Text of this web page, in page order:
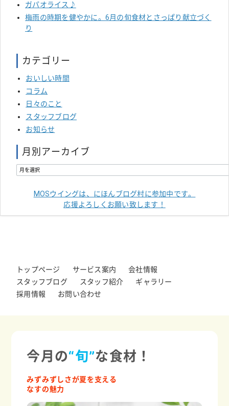
ガパオライス♪
梅雨の時期を健やかに。6月の旬食材とさっぱり献立づく
り
カテゴリー
おいしい時間
コラム
日々のこと
スタッフブログ
お知らせ
月別アーカイブ
MOSウイングは、にほんブログ村に参加中です。
応援よろしくお願い致します！
トップページ サービス案内
会社情報
スタッフブログ
スタッフ紹介
ギャラリー
採用情報
お問い合わせ
今月の“旬”な食材！
みずみずしさが夏を支える
なすの魅力